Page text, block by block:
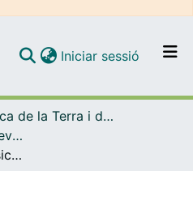
Navega per tot el DD
Com publicar
Iniciar sessió (current)
Dinàmica de la Terra i de l'Oceà
Articles publicats en revistes (Dinàmica de la Terra i l'Oceà)
Palinomorfos del Triásico superior resedimentados en los materiales marinos eocenos de Sant LlorenÇ del Munt (Cuenca del Ebro, NE EspaÑa)